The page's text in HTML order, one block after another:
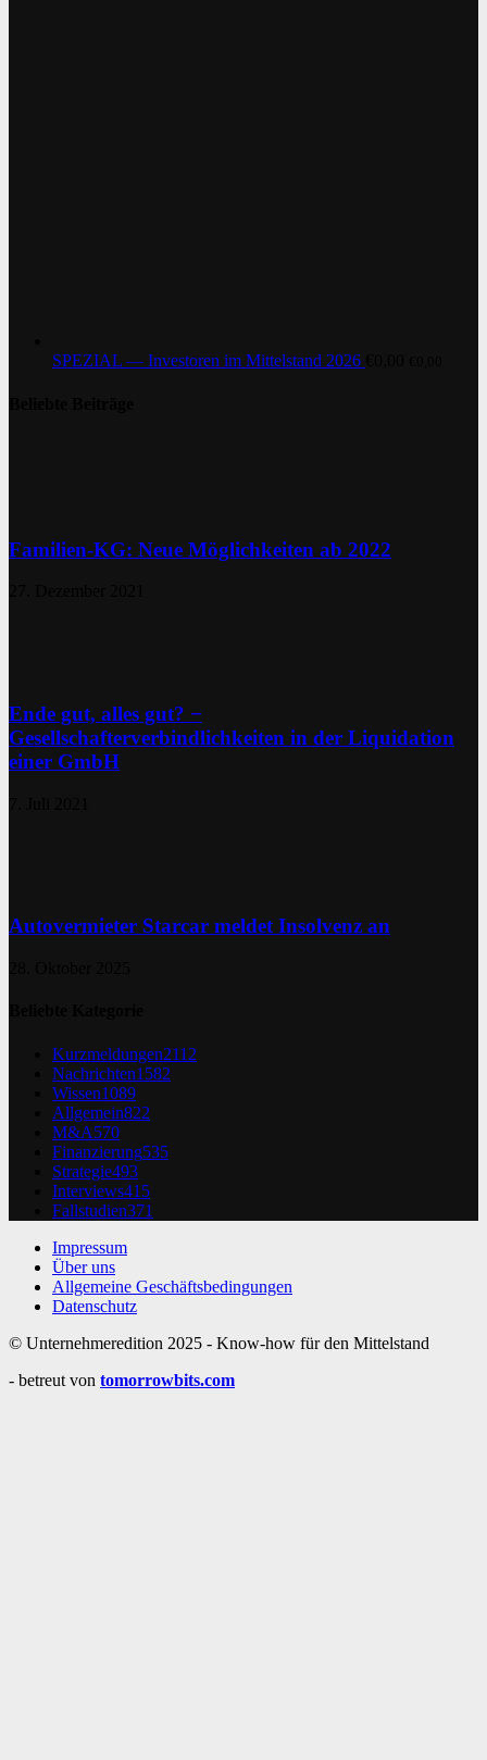
SPEZIAL — Investoren im Mittelstand 2026
Familien-KG: Neue Möglichkeiten ab 2022
Ende gut, alles gut? −
Gesellschafterverbindlichkeiten in der Liquidation
einer GmbH
Autovermieter Starcar meldet Insolvenz an
Kurzmeldungen2112
Nachrichten1582
Wissen1089
Allgemein822
M&A570
Finanzierung535
Strategie493
Interviews415
Fallstudien371
Impressum
Über uns
Allgemeine Geschäftsbedingungen
Datenschutz
© Unternehmeredition 2025 - Know-how für den Mittelstand
- betreut von tomorrowbits.com